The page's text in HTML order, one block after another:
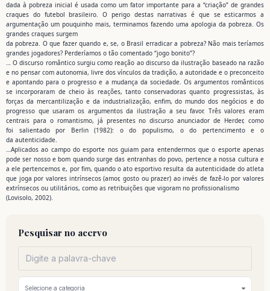
dada à pobreza inicial é usada como um fator importante para a “criação” de grandes
craques do futebol brasileiro. O perigo destas narrativas é que se esticarmos a
argumentação um pouquinho mais, terminamos fazendo uma apologia da pobreza. Os
grandes craques surgem
da pobreza. O que fazer quando e, se, o Brasil erradicar a pobreza? Não mais teríamos
grandes jogadores? Perderíamos o tão comentado “jogo bonito”?
… O discurso romântico surgiu como reação ao discurso da ilustração baseado na razão
e no pensar com autonomia, livre dos vínculos da tradição, a autoridade e o preconceito
e apontando para o progresso e a mudança da sociedade. Os argumentos românticos
se incorporaram de cheio às reações, tanto conservadoras quanto progressistas, às
forças da mercantilização e da industrialização, enfim, do mundo dos negócios e do
progresso que usaram os argumentos da ilustração a seu favor. Três valores eram
centrais para o romantismo, já presentes no discurso anunciador de Herder, como
foi salientado por Berlin (1982): o do populismo, o do pertencimento e o
da autenticidade.
…Aplicados ao campo do esporte nos guiam para entendermos que o esporte apenas
pode ser nosso e bom quando surge das entranhas do povo, pertence a nossa cultura e
a ele pertencemos e, por fim, quando o ato esportivo resulta da autenticidade do atleta
que joga por valores intrínsecos (amor, gosto ou prazer) ao invés de fazê-lo por valores
extrínsecos ou utilitários, como as retribuições que vigoram no profissionalismo
(Lovisolo, 2002).
Pesquisar no acervo